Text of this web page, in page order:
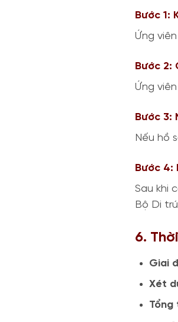
Bước 1:
Ứng
Bước 2:
Ứng
Bước 3:
Nếu hồ
Bước 4:
Sau khi
Bộ Di
6.
Giai
Xét
Tổng